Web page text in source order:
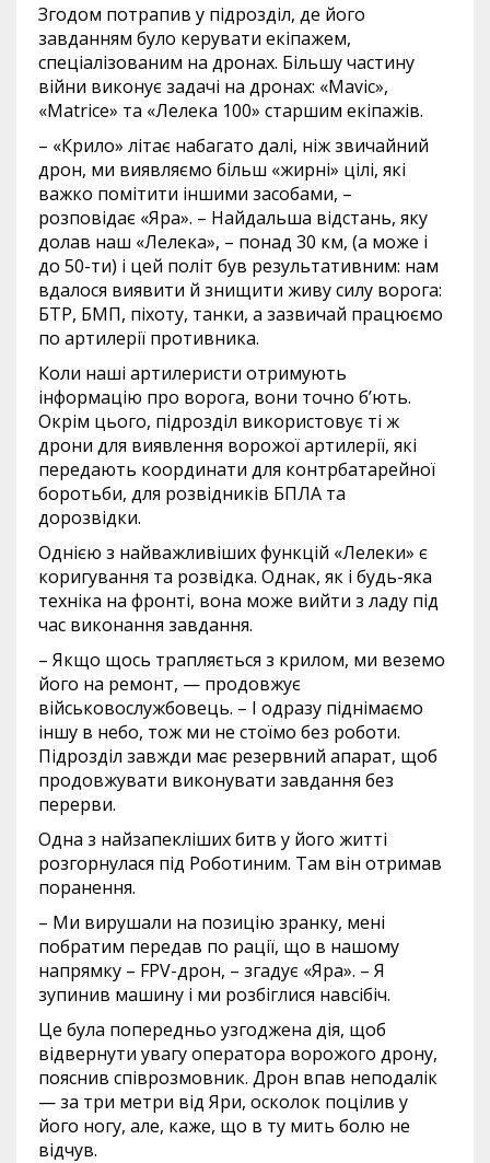
Згодом потрапив у підрозділ, де його
завданням було керувати екіпажем,
спеціалізованим на дронах. Більшу частину
війни виконує задачі на дронах: «Mavic»,
«Matrice» та «Лелека 100» старшим екіпажів.
– «Крило» літає набагато далі, ніж звичайний
дрон, ми виявляємо більш «жирні» цілі, які
важко помітити іншими засобами, –
розповідає «Яра». – Найдальша відстань, яку
долав наш «Лелека», – понад 30 км, (а може і
до 50-ти) і цей політ був результативним: нам
вдалося виявити й знищити живу силу ворога:
БТР, БМП, піхоту, танки, а зазвичай працюємо
по артилерії противника.
Коли наші артилеристи отримують
інформацію про ворога, вони точно б’ють.
Окрім цього, підрозділ використовує ті ж
дрони для виявлення ворожої артилерії, які
передають координати для контрбатарейної
боротьби, для розвідників БПЛА та
дорозвідки.
Однією з найважливіших функцій «Лелеки» є
коригування та розвідка. Однак, як і будь-яка
техніка на фронті, вона може вийти з ладу під
час виконання завдання.
– Якщо щось трапляється з крилом, ми веземо
його на ремонт, — продовжує
військовослужбовець. – І одразу піднімаємо
іншу в небо, тож ми не стоїмо без роботи.
Підрозділ завжди має резервний апарат, щоб
продовжувати виконувати завдання без
перерви.
Одна з найзапекліших битв у його житті
розгорнулася під Роботиним. Там він отримав
поранення.
– Ми вирушали на позицію зранку, мені
побратим передав по рації, що в нашому
напрямку – FPV-дрон, – згадує «Яра». – Я
зупинив машину і ми розбіглися навсібіч.
Це була попередньо узгоджена дія, щоб
відвернути увагу оператора ворожого дрону,
пояснив співрозмовник. Дрон впав неподалік
— за три метри від Яри, осколок поцілив у
його ногу, але, каже, що в ту мить болю не
відчув.